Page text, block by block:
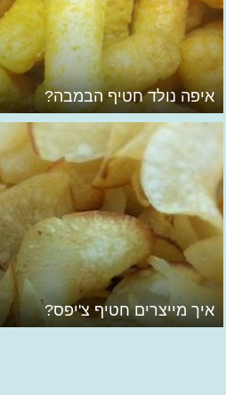
איפה נולד חטיף הבמבה?
איך מייצרים חטיף צ'יפס?